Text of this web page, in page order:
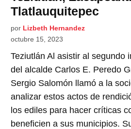
Tlatlauquitepec
por Lizbeth Hernandez
octubre 15, 2023
Teziutlán Al asistir al segundo
del alcalde Carlos E. Peredo
Sergio Salomón llamó a la
analizar estos actos de
los ediles para hacer críticas
beneficien a sus municipios.